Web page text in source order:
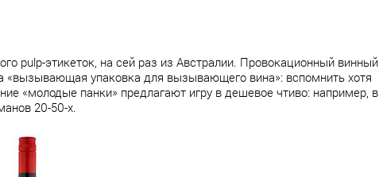
pulp-этикеток, на сей раз из Австралии. Провокационный винный
упаковка для вызывающего вина»: вспомнить хотя
«молодые панки» предлагают игру в дешевое чтиво: например, в
20-50-х.